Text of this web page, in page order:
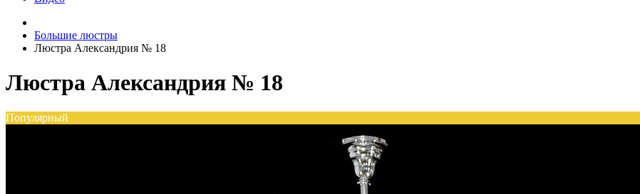
Большие люстры
Люстра Александрия № 18
Люстра Александрия № 18
Популярный